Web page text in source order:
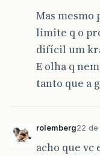
Mas
limite q o
difícil um
E olha q
tanto que a
rolemberg22 de
acho que vc